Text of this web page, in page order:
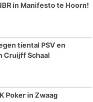
in Manifesto te Hoorn!
tiental PSV en
Cruijff Schaal
Poker in Zwaag